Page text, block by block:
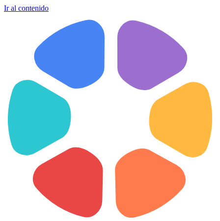
Ir al contenido